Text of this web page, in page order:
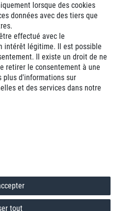
J+1
réduits
avec garantie
99 07 94 *
du lundi au vendredi de 9h à 18h.
lorsque des cookies
données avec des tiers que
effectué avec le
intérêt légitime. Il est possible
Il existe un droit de ne
retirer le consentement à une
plus d'informations sur
et des services dans notre
tout